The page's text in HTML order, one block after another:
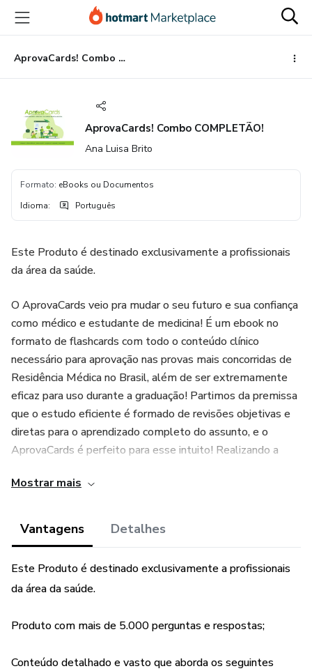
para
conteúdo
principal
para
pagamento
para
rodapé
AprovaCards! Combo COMPLETÃO!
AprovaCards! Combo COMPLETÃO!
Ana Luisa Brito
Formato: eBooks ou Documentos
Idioma: Português
Este Produto é destinado exclusivamente a profissionais
da área da saúde.
O AprovaCards veio pra mudar o seu futuro e sua confiança
como médico e estudante de medicina! É um ebook no
formato de flashcards com todo o conteúdo clínico
necessário para aprovação nas provas mais concorridas de
Residência Médica no Brasil, além de ser extremamente
eficaz para uso durante a graduação! Partimos da premissa
que o estudo eficiente é formado de revisões objetivas e
diretas para o aprendizado completo do assunto, e o
AprovaCards é perfeito para esse intuito! Realizando a
uma versão interativa online, com quase 700 páginas e
clínicas abordadas no curso de Medicina!
Mostrar mais
Vantagens Detalhes
Este Produto é destinado exclusivamente a profissionais
da área da saúde.
Produto com mais de 5.000 perguntas e respostas;
Conteúdo detalhado e vasto que aborda os seguintes